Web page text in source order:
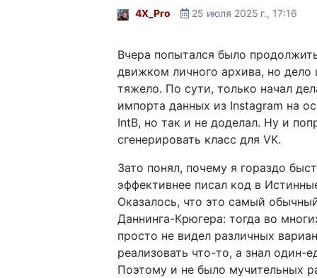
4X_Pro 25 июля 2025 г., 17:16
Вчера попытался было
движком личного архива, но дело
тяжело. По сути, только начал
импорта данных из Instagram на
IntB, но так и не доделал. Ну и
сгенерировать класс для VK.
Зато понял, почему я гораздо
эффективнее писал код в
Оказалось, что это самый
Даннинга-Крюгера: тогда во
просто не видел различных
реализовать что-то, а знал один-
Поэтому и не было мучительных